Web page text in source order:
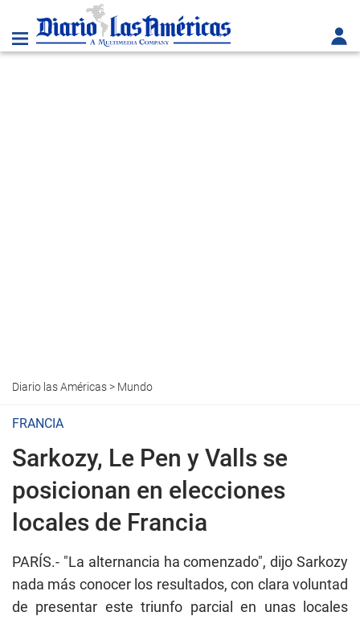
Diario las Américas> Mundo
FRANCIA
Sarkozy, Le Pen y Valls se
posicionan en elecciones
locales de Francia
PARÍS.- "La alternancia ha comenzado", dijo Sarkozy
nada más conocer los resultados, con clara voluntad
de presentar este triunfo parcial en unas locales